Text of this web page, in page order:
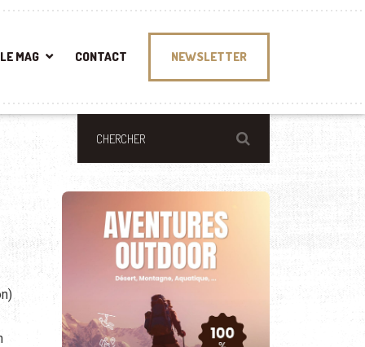
LE MAG CONTACT NEWSLETTER